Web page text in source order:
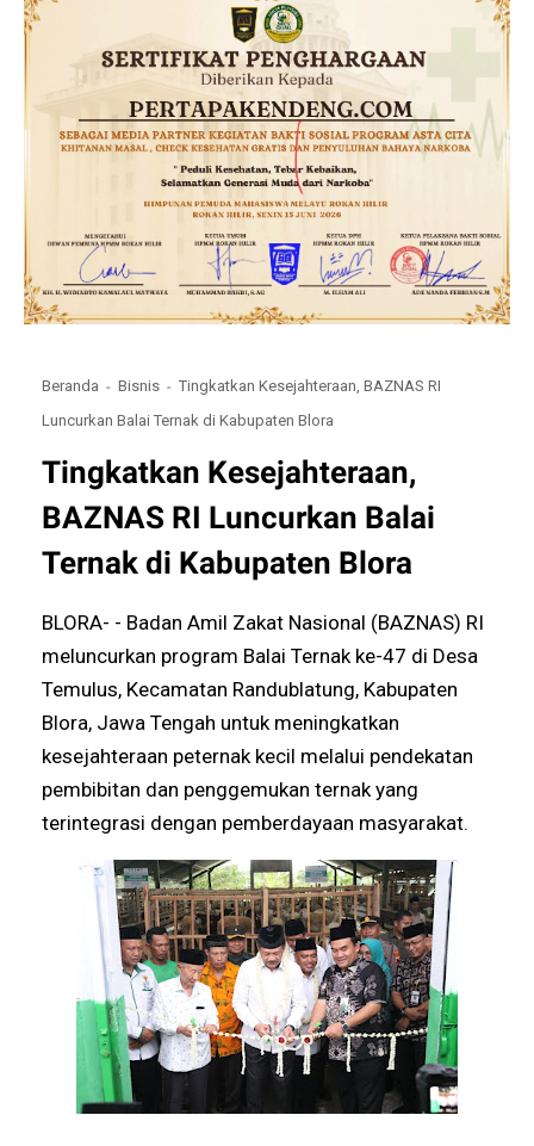
Beranda Bisnis
Tingkatkan Kesejahteraan, BAZNAS RI
Luncurkan Balai Ternak di Kabupaten Blora
Tingkatkan Kesejahteraan,
BAZNAS RI Luncurkan Balai
Ternak di Kabupaten Blora
BLORA- - Badan Amil Zakat Nasional (BAZNAS) RI
meluncurkan program Balai Ternak ke-47 di Desa
Temulus, Kecamatan Randublatung, Kabupaten
Blora, Jawa Tengah untuk meningkatkan
kesejahteraan peternak kecil melalui pendekatan
pembibitan dan penggemukan ternak yang
terintegrasi dengan pemberdayaan masyarakat.